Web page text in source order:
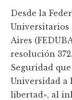
Desde la
Universitarios
Aires
resolución
Seguridad
Universidad a
libertad», al